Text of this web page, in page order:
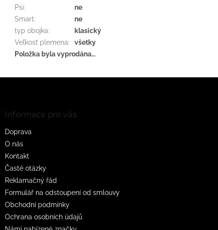
Psi:
ne
Smart:
ne
typ obojka:
klasický
Veľkosť plemena:
všetky
Položka byla vyprodána…
Informace pro vás
Doprava
O nás
Kontakt
Časté otázky
Reklamačný řád
Formulář na odstoupení od smlouvy
Obchodní podmínky
Ochrana osobních údajů